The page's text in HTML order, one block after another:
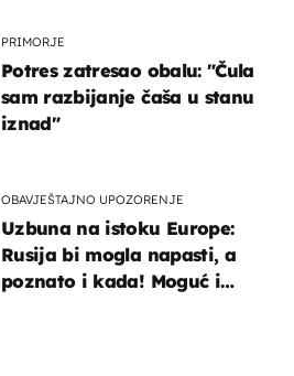
PRIMORJE
Potres zatresao obalu: "Čula
sam razbijanje čaša u stanu
iznad"
OBAVJEŠTAJNO UPOZORENJE
Uzbuna na istoku Europe:
Rusija bi mogla napasti, a
poznato i kada! Moguć i